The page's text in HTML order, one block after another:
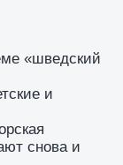
«шведский
и
снова и